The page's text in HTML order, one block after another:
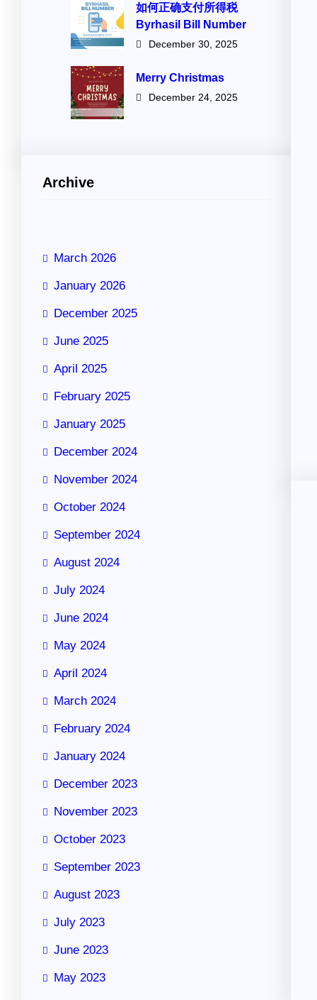
如何正确支付所得税
Byrhasil Bill Number
December 30, 2025
Merry Christmas
December 24, 2025
Archive
March 2026
January 2026
December 2025
June 2025
April 2025
February 2025
January 2025
December 2024
November 2024
October 2024
September 2024
August 2024
July 2024
June 2024
May 2024
April 2024
March 2024
February 2024
January 2024
December 2023
November 2023
October 2023
September 2023
August 2023
July 2023
June 2023
May 2023